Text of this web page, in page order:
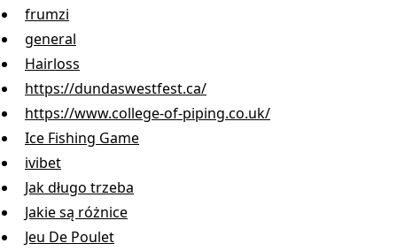
frumzi
general
Hairloss
https://dundaswestfest.ca/
https://www.college-of-piping.co.uk/
Ice Fishing Game
ivibet
Jak długo trzeba
Jakie są różnice
Jeu De Poulet